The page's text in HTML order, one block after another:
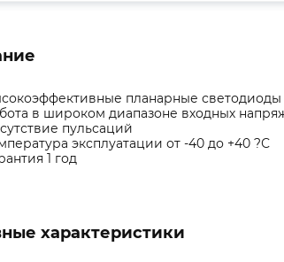
планарные светодиоды
в широком диапазоне входных
пульсаций
эксплуатации от -40 до +40 ?С
1 год
характеристики